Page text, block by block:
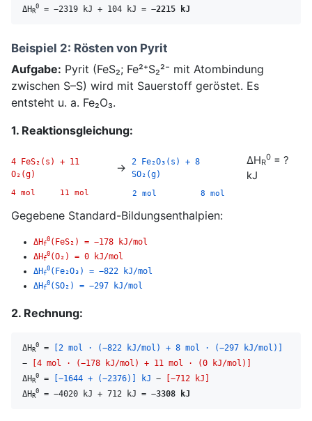
ΔHR
0 = −2319 kJ + 104 kJ = −2215 kJ
Beispiel 2: Rösten von Pyrit
Aufgabe: Pyrit (FeS₂; Fe²⁺S₂²⁻ mit Atombindung
zwischen S–S) wird mit Sauerstoff geröstet. Es
entsteht u. a. Fe₂O₃.
1. Reaktionsgleichung:
4 FeS₂(s) + 11
O₂(g)
→
2 Fe₂O₃(s) + 8
SO₂(g)
ΔHR
0 = ?
kJ
4 mol 11 mol 2 mol 8 mol
Gegebene Standard-Bildungsenthalpien:
ΔHf
0 (FeS₂) = −178 kJ/mol
ΔHf
0 (O₂) = 0 kJ/mol
ΔHf
0 (Fe₂O₃) = −822 kJ/mol
ΔHf
0 (SO₂) = −297 kJ/mol
2. Rechnung:
ΔHR
0 =
[2 mol · (−822 kJ/mol) + 8 mol · (−297 kJ/mol)]
−
[4 mol · (−178 kJ/mol) + 11 mol · (0 kJ/mol)]
ΔHR
0 = [−1644 + (−2376)] kJ −
[−712 kJ]
ΔHR
0 = −4020 kJ + 712 kJ = −3308 kJ